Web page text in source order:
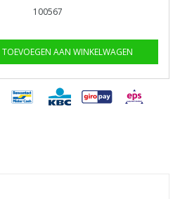
100567
TOEVOEGEN AAN WINKELWAGEN